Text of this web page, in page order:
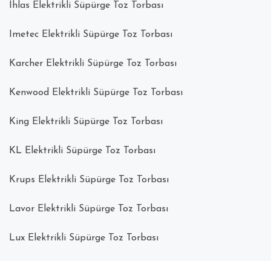
İhlas Elektrikli Süpürge Toz Torbası
Imetec Elektrikli Süpürge Toz Torbası
Karcher Elektrikli Süpürge Toz Torbası
Kenwood Elektrikli Süpürge Toz Torbası
King Elektrikli Süpürge Toz Torbası
KL Elektrikli Süpürge Toz Torbası
Krups Elektrikli Süpürge Toz Torbası
Lavor Elektrikli Süpürge Toz Torbası
Lux Elektrikli Süpürge Toz Torbası